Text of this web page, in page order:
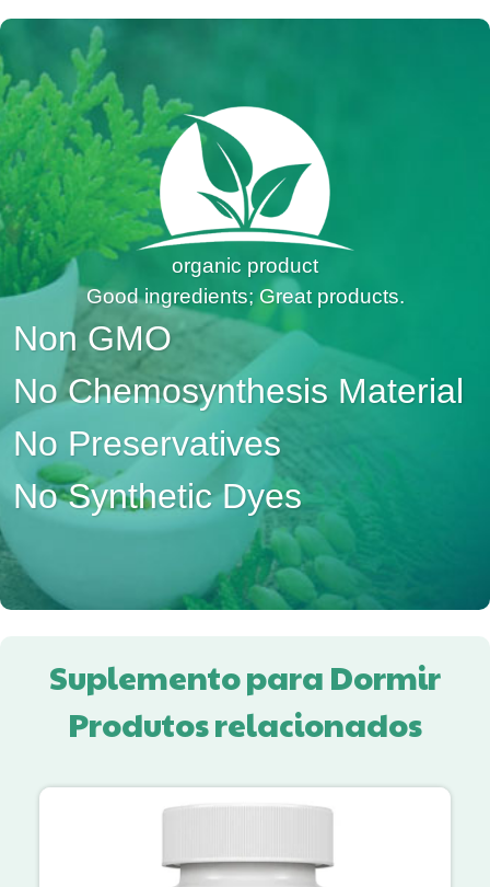
organic product
Good ingredients; Great products.
Non GMO
No Chemosynthesis Material
No Preservatives
No Synthetic Dyes
Suplemento para Dormir
Produtos relacionados